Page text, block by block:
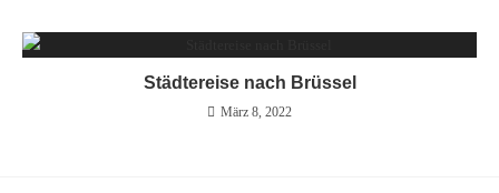
Städtereise nach Brüssel
März 8, 2022